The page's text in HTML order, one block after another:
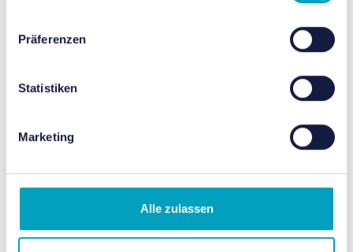
Präferenzen
Statistiken
Marketing
Alle zulassen